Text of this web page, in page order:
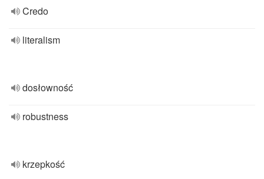
Credo
literalism
dosłowność
robustness
krzepkość